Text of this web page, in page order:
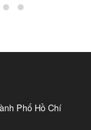
Phố Hồ Chí